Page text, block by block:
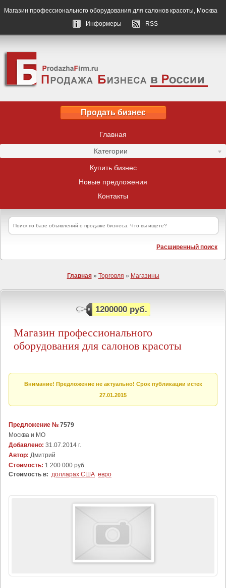
Магазин профессионального оборудования для салонов красоты, Москва
- Информеры
- RSS
Продать бизнес
Главная
Категории
Купить бизнес
Новые предложения
Контакты
Расширенный поиск
Главная» Торговля » Магазины
1200000 руб.
Магазин профессионального
оборудования для салонов красоты
Внимание! Предложение не актуально! Срок публикации истек
27.01.2015
Предложение № 7579
Москва и МО
Добавлено: 31.07.2014 г.
Автор: Дмитрий
Стоимость: 1 200 000 руб.
Стоимость в: долларах США евро